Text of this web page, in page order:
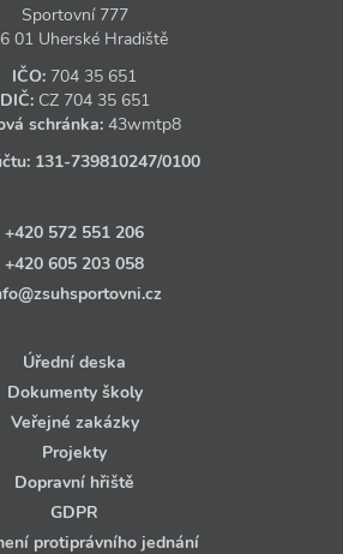
Sportovní 777
01 Uherské Hradiště
IČO: 704 35 651
DIČ: CZ 704 35 651
schránka: 43wmtp8
131‑739810247/0100
+420 572 551 206
+420 605 203 058
Úřední deska
Dokumenty školy
Veřejné zakázky
Projekty
Dopravní hřiště
GDPR
protiprávního jednání